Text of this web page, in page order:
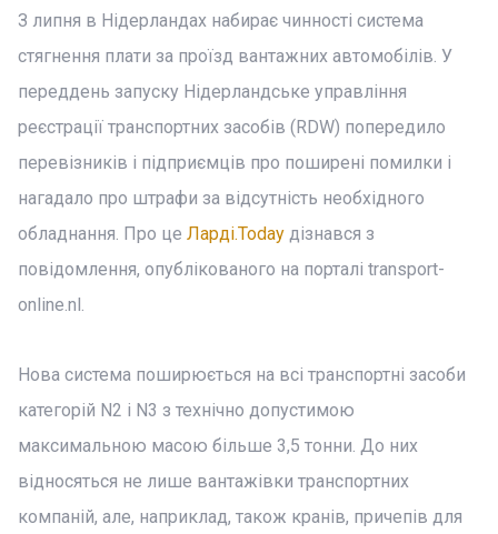
З липня в Нідерландах набирає чинності система
стягнення плати за проїзд вантажних автомобілів. У
переддень запуску Нідерландське управління
реєстрації транспортних засобів (RDW) попередило
перевізників і підприємців про поширені помилки і
нагадало про штрафи за відсутність необхідного
обладнання. Про це Ларді.Today дізнався з
повідомлення, опублікованого на порталі transport-
online.nl.
Нова система поширюється на всі транспортні засоби
категорій N2 і N3 з технічно допустимою
максимальною масою більше 3,5 тонни. До них
відносяться не лише вантажівки транспортних
компаній, але, наприклад, також кранів, причепів для